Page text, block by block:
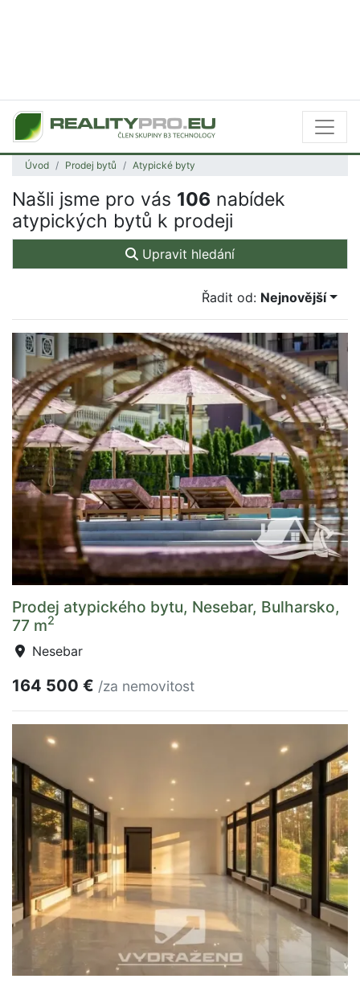
Úvod Prodej bytů Atypické byty
Našli jsme pro vás 106 nabídek
atypických bytů k prodeji
Upravit hledání
Řadit od: Nejnovější
Prodej atypického bytu, Nesebar, Bulharsko,
77 m2
Nesebar
164 500 € /za nemovitost